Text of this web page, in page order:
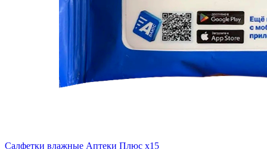
Салфетки влажные Аптеки Плюс x15